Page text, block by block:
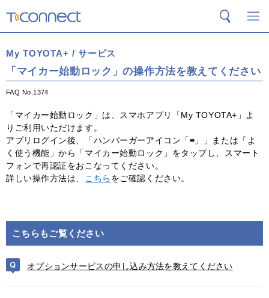
検索
My TOYOTA+ / サービス
「マイカー始動ロック」の操作方法を教えてください
FAQ No.1374
「マイカー始動ロック」は、スマホアプリ「My TOYOTA+」よ
りご利用いただけます。
アプリログイン後、「ハンバーガーアイコン「≡」」または「よ
く使う機能」から「マイカー始動ロック」をタップし、スマート
フォンで再認証をおこなってください。
詳しい操作方法は、
こちら をご確認ください。
こちらもご覧ください
オプションサービスの申し込み方法を教えてください